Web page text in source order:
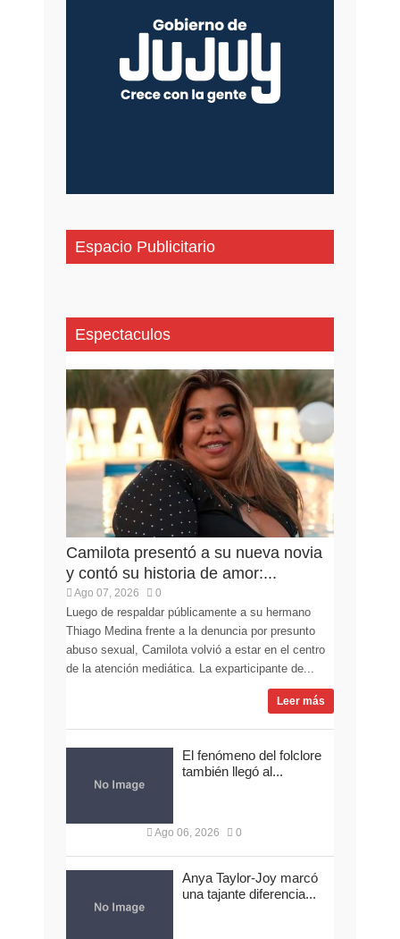
Espacio Publicitario
Espectaculos
Camilota presentó a su nueva novia
y contó su historia de amor:...
Ago 07, 2026 0
Luego de respaldar públicamente a su hermano
Thiago Medina frente a la denuncia por presunto
abuso sexual, Camilota volvió a estar en el centro
de la atención mediática. La exparticipante de...
Leer más
El fenómeno del folclore
también llegó al...
Ago 06, 2026 0
Anya Taylor-Joy marcó
una tajante diferencia...